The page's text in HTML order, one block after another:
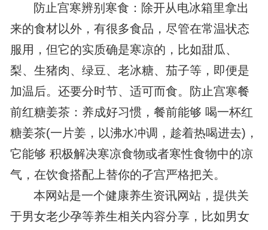
防止宫寒辨别寒食：除开从电冰箱里拿出
来的食材以外，有很多食品，尽管在常温状态
服用，但它的实质确是寒凉的，比如甜瓜、
梨、生猪肉、绿豆、老冰糖、茄子等，即便是
加温后。还要分时节、适可而食。防止宫寒餐
前红糖姜茶：养成好习惯，餐前能够 喝一杯红
糖姜茶(一片姜，以沸水冲调，趁着热喝进去)，
它能够 积极解决寒凉食物或者寒性食物中的凉
气，在饮食搭配上替你的孑宫严格把关。
本网站是一个健康养生资讯网站，提供关
于男女老少孕等养生相关内容分享，比如男女